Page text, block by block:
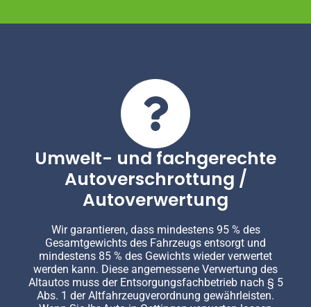
Umwelt- und fachgerechte
Autoverschrottung /
Autoverwertung
Wir garantieren, dass mindestens 95 % des
Gesamtgewichts des Fahrzeugs entsorgt und
mindestens 85 % des Gewichts wieder verwertet
werden kann. Diese angemessene Verwertung des
Altautos muss der Entsorgungsfachbetrieb nach § 5
Abs. 1 der Altfahrzeugverordnung gewährleisten.